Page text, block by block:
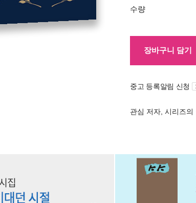
수량
장바구니 담기
중고 등록알림 신청
관심 저자, 시리즈의